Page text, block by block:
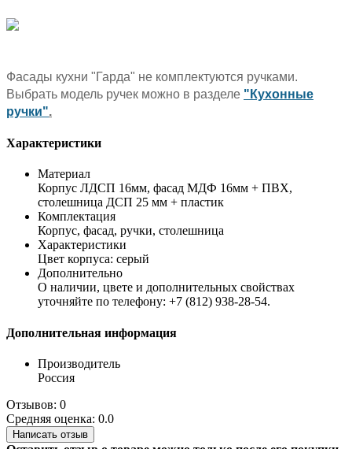
Фасады кухни "Гарда" не комплектуются ручками.
Выбрать модель ручек можно в разделе "Кухонные
ручки".
Характеристики
Материал
Корпус ЛДСП 16мм, фасад МДФ 16мм + ПВХ,
столешница ДСП 25 мм + пластик
Комплектация
Корпус, фасад, ручки, столешница
Характеристики
Цвет корпуса: серый
Дополнительно
О наличии, цвете и дополнительных свойствах
уточняйте по телефону: +7 (812) 938-28-54.
Дополнительная информация
Производитель
Россия
Отзывов: 0
Средняя оценка: 0.0
Написать отзыв